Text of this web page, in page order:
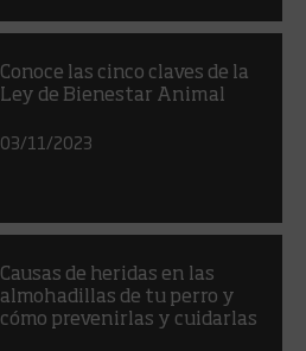
Conoce las cinco claves de la
Ley de Bienestar Animal
03/11/2023
Causas de heridas en las
almohadillas de tu perro y
cómo prevenirlas y cuidarlas